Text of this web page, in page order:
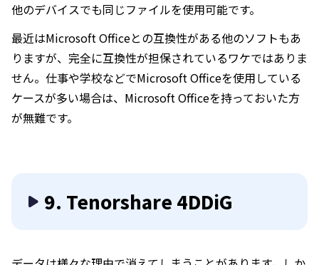
他のデバイスでも同じファイルを使用可能です。
最近はMicrosoft Officeとの互換性がある他のソフトもあ
りますが、完全に互換性が担保されているワケではありま
せん。仕事や学校などでMicrosoft Officeを使用している
ケースが多い場合は、Microsoft Officeを持っておいた方
が無難です。
9. Tenorshare 4DDiG